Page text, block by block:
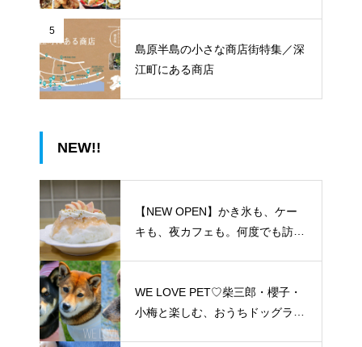
5
島原半島の小さな商店街特集／深
江町にある商店
NEW!!
【NEW OPEN】かき氷も、ケー
キも、夜カフェも。何度でも訪れ
WE LOVE PET♡柴三郎・櫻子・
小梅と楽しむ、おうちドッグラン